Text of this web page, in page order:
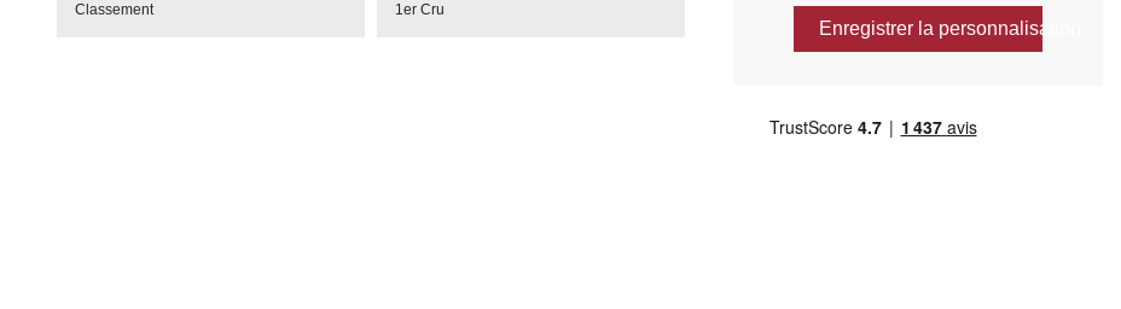
Classement 1er Cru
Enregistrer la personnalisation